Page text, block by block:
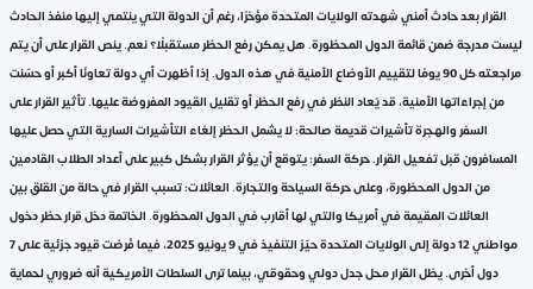
القرار بعد حادث أمني شهدته الولايات المتحدة مؤخرًا، رغم أن الدولة التي ينتمي إليها منفذ الحادث
ليست مدرجة ضمن قائمة الدول المحظورة. هل يمكن رفع الحظر مستقبلًا؟ نعم. ينص القرار على أن يتم
مراجعته كل 90 يومًا لتقييم الأوضاع الأمنية في هذه الدول. إذا أظهرت أي دولة تعاونًا أكبر أو حسّنت
من إجراءاتها الأمنية، قد يُعاد النظر في رفع الحظر أو تقليل القيود المفروضة عليها. تأثير القرار على
السفر والهجرة تأشيرات قديمة صالحة: لا يشمل الحظر إلغاء التأشيرات السارية التي حصل عليها
المسافرون قبل تفعيل القرار. حركة السفر: يتوقع أن يؤثر القرار بشكل كبير على أعداد الطلاب القادمين
من الدول المحظورة، وعلى حركة السياحة والتجارة. العائلات: تسبب القرار في حالة من القلق بين
العائلات المقيمة في أمريكا والتي لها أقارب في الدول المحظورة. الخاتمة دخل قرار حظر دخول
مواطني 12 دولة إلى الولايات المتحدة حيّز التنفيذ في 9 يونيو 2025، فيما فُرضت قيود جزئية على 7
دول أخرى. يظل القرار محل جدل دولي وحقوقي، بينما ترى السلطات الأمريكية أنه ضروري لحماية